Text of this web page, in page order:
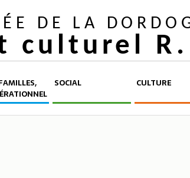
DE LA
culturel R.
SOCIAL CULTURE